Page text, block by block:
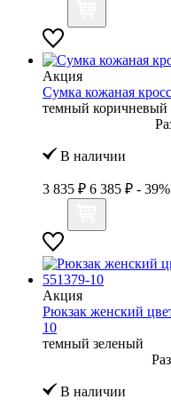
Акция
Сумка кожаная
темный коричневый
В наличии
3 835 ₽ 6 385 ₽ - 39%
Акция
Рюкзак женский
10
темный зеленый
В наличии